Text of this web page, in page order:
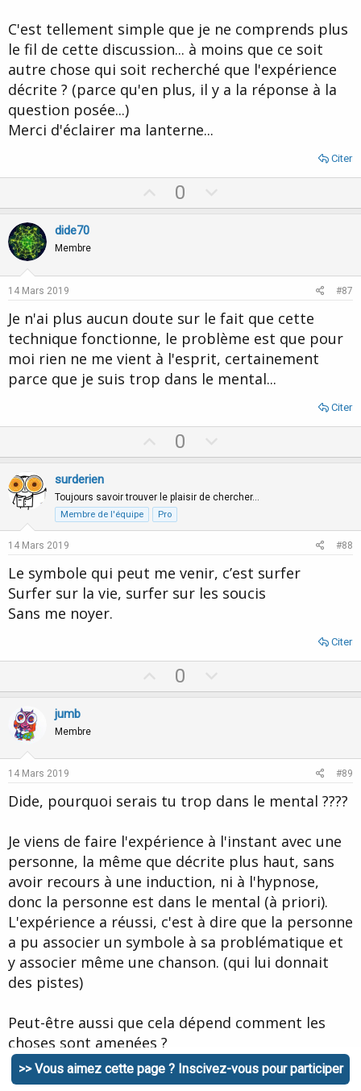
C'est tellement simple que je ne comprends plus
le fil de cette discussion... à moins que ce soit
autre chose qui soit recherché que l'expérience
décrite ? (parce qu'en plus, il y a la réponse à la
question posée...)
Merci d'éclairer ma lanterne...
Citer
p
0
o
t
e
dide70
Membre
14 Mars 2019 #87
Je n'ai plus aucun doute sur le fait que cette
technique fonctionne, le problème est que pour
moi rien ne me vient à l'esprit, certainement
parce que je suis trop dans le mental...
Citer
p
o
t
e
0
o
n
o
e
surderien
Toujours savoir trouver le plaisir de chercher…
Membre de l'équipe Pro
14 Mars 2019 #88
Le symbole qui peut me venir, c’est surfer
Surfer sur la vie, surfer sur les soucis
Sans me noyer.
Citer
p
t
0
o
v
t
e
jumb
Membre
14 Mars 2019 #89
Dide, pourquoi serais tu trop dans le mental ????
Je viens de faire l'expérience à l'instant avec une
personne, la même que décrite plus haut, sans
avoir recours à une induction, ni à l'hypnose,
donc la personne est dans le mental (à priori).
L'expérience a réussi, c'est à dire que la personne
a pu associer un symbole à sa problématique et
y associer même une chanson. (qui lui donnait
des pistes)
Peut-être aussi que cela dépend comment les
choses sont amenées ?
Je veux dire par là que certaines personnes de
>> Vous aimez cette page ? Inscivez-vous pour participer